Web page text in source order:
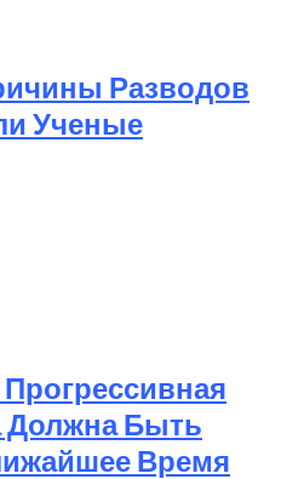
Разводов
Ученые
Должна Быть
Время